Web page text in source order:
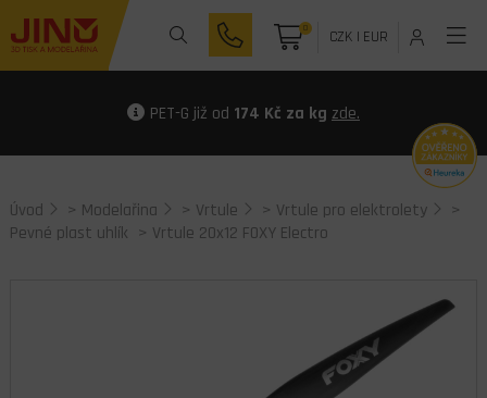
0 CZK| EUR
PET-G již od 174 Kč za kg zde.
Úvod > Modelařina > Vrtule > Vrtule pro elektrolety
>
Pevné plast uhlík > Vrtule 20x12 FOXY Electro